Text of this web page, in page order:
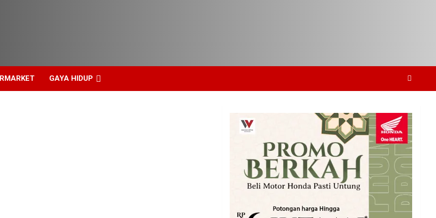
GAYA HIDUP